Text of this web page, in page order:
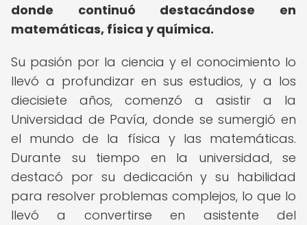
donde continuó destacándose en
matemáticas, física y química.
Su pasión por la ciencia y el conocimiento lo
llevó a profundizar en sus estudios, y a los
diecisiete años, comenzó a asistir a la
Universidad de Pavía, donde se sumergió en
el mundo de la física y las matemáticas.
Durante su tiempo en la universidad, se
destacó por su dedicación y su habilidad
para resolver problemas complejos, lo que lo
llevó a convertirse en asistente del